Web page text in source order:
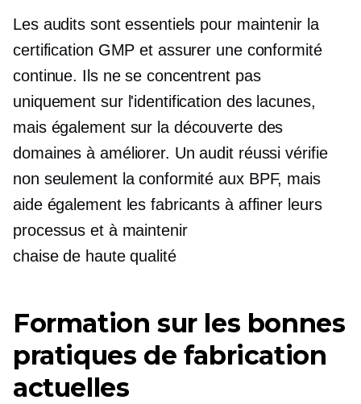
Les audits sont essentiels pour maintenir la
certification GMP et assurer une conformité
continue. Ils ne se concentrent pas
uniquement sur l'identification des lacunes,
mais également sur la découverte des
domaines à améliorer. Un audit réussi vérifie
non seulement la conformité aux BPF, mais
aide également les fabricants à affiner leurs
processus et à maintenir
chaise de haute qualité
Formation sur les bonnes
pratiques de fabrication
actuelles